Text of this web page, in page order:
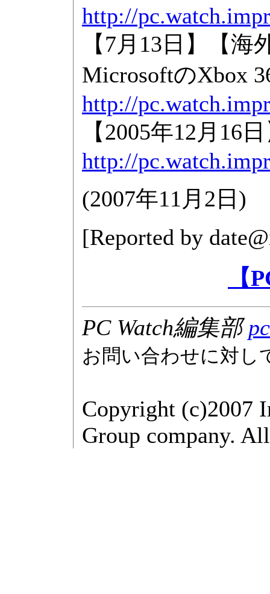
http://
【7月13日】【
MicrosoftのXbox
http://
【2005年12月16
http://
(2007年11月2日 )
[Reported by
【
PC Watch編集部
お問い合わせに対し
Copyright (c)2007
Group company.